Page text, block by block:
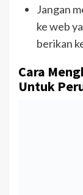
Jangan
ke web
berikan
Cara
Untuk